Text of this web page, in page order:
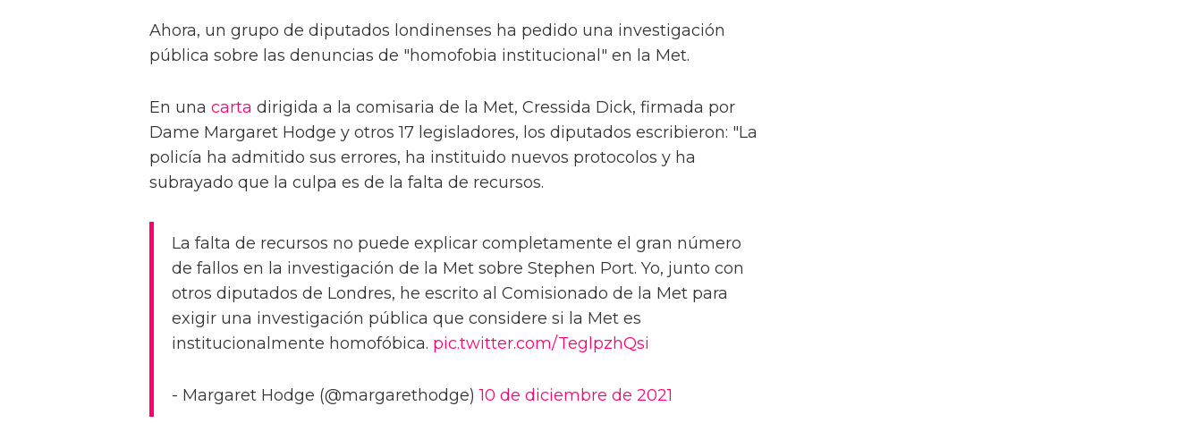
Ahora, un grupo de diputados londinenses ha pedido una investigación
pública sobre las denuncias de "homofobia institucional" en la Met.
En una carta dirigida a la comisaria de la Met, Cressida Dick, firmada por
Dame Margaret Hodge y otros 17 legisladores, los diputados escribieron: "La
policía ha admitido sus errores, ha instituido nuevos protocolos y ha
subrayado que la culpa es de la falta de recursos.
La falta de recursos no puede explicar completamente el gran número
de fallos en la investigación de la Met sobre Stephen Port. Yo, junto con
otros diputados de Londres, he escrito al Comisionado de la Met para
exigir una investigación pública que considere si la Met es
institucionalmente homofóbica. pic.twitter.com/TeglpzhQsi
- Margaret Hodge (@margarethodge)10 de diciembre de 2021